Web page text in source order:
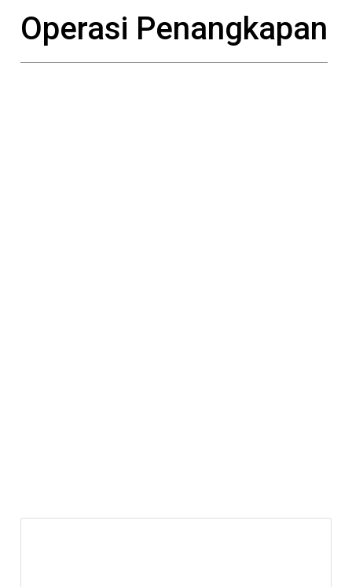
Operasi Penangkapan